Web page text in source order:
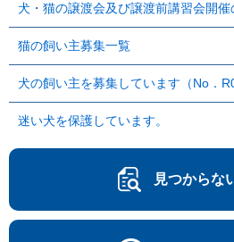
犬・猫の譲渡会及び譲渡前講習会開催
猫の飼い主募集一覧
犬の飼い主を募集しています（No．
迷い犬を保護しています。
見つからな